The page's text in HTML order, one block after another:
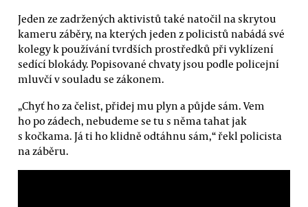
Jeden ze zadržených aktivistů také natočil na skrytou
kameru záběry, na kterých jeden z policistů nabádá své
kolegy k používání tvrdších prostředků při vyklízení
sedící blokády. Popisované chvaty jsou podle policejní
mluvčí v souladu se zákonem.
„Chyť ho za čelist, přidej mu plyn a půjde sám. Vem
ho po zádech, nebudeme se tu s něma tahat jak
s kočkama. Já ti ho klidně odtáhnu sám,“ řekl policista
na záběru.